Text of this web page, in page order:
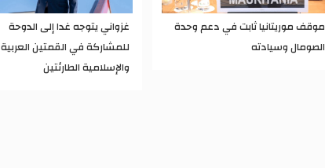
موقف موريتانيا ثابت في دعم وحدة
الصومال وسيادته
غزواني يتوجه غدا إلى الدوحة
للمشاركة في القمتين العربية
والإسلامية الطارئتين